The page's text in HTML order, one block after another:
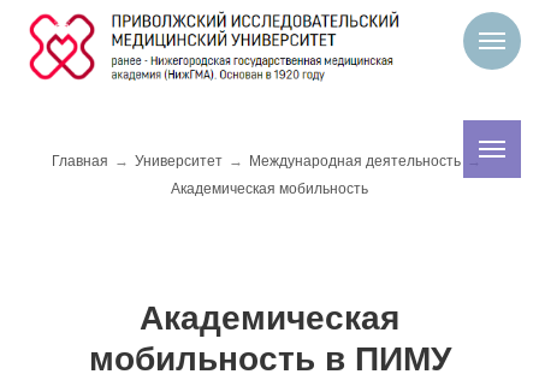
Главная → Университет → Международная деятельность →
Академическая мобильность
Академическая
мобильность в ПИМУ